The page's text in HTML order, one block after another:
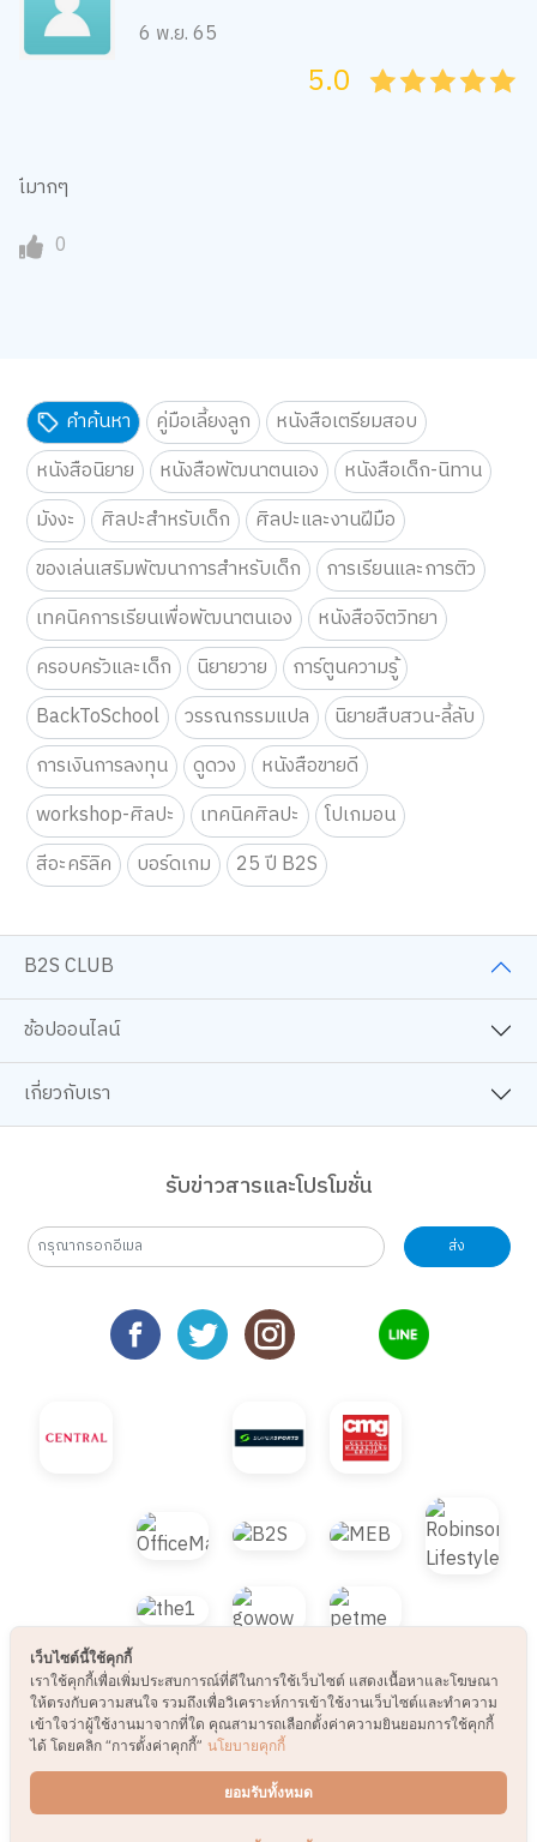
6 พ.ย. 65
45
4
35
3
25
2
15
1
05
5.0
เีมากๆ
0
คำค้นหา คู่มือเลี้ยงลูก
หนังสือเตรียมสอบ
หนังสือนิยาย
หนังสือพัฒนาตนเอง
หนังสือเด็ก-นิทาน
มังงะ
ศิลปะสำหรับเด็ก
ศิลปะและงานฝีมือ
ของเล่นเสริมพัฒนาการสำหรับเด็ก
การเรียนและการติว
เทคนิคการเรียนเพื่อพัฒนาตนเอง
หนังสือจิตวิทยา
ครอบครัวและเด็ก
นิยายวาย
การ์ตูนความรู้
BackToSchool
วรรณกรรมแปล
นิยายสืบสวน-ลี้ลับ
การเงินการลงทุน
ดูดวง
หนังสือขายดี
workshop-ศิลปะ
เทคนิคศิลปะ
โปเกมอน
สีอะคริลิค
บอร์ดเกม 25 ปี B2S
B2S CLUB
ช้อปออนไลน์
เกี่ยวกับเรา
รับข่าวสารและโปรโมชั่น
ส่ง
© 2021 B2S CLUB, All rights reserved. Web
Design by1001click.
เว็บไซต์นี้ใช้คุกกี้
เราใช้คุกกี้เพื่อเพิ่มประสบการณ์ที่ดีในการใช้เว็บไซต์ แสดงเนื้อหาและโฆษณา
ให้ตรงกับความสนใจ รวมถึงเพื่อวิเคราะห์การเข้าใช้งานเว็บไซต์และทำความ
เข้าใจว่าผู้ใช้งานมาจากที่ใด คุณสามารถเลือกตั้งค่าความยินยอมการใช้คุกกี้
ได้ โดยคลิก “การตั้งค่าคุกกี้” นโยบายคุกกี้
ยอมรับทั้งหมด